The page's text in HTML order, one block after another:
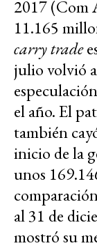
2017 (Com
11.165
carry trade
julio volvió
el año. El
también
inicio de la
unos
al 31 de
mostró su